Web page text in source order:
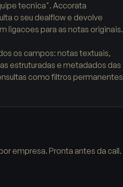
tecnica". Accorata
o seu dealflow e devolve
ligacoes para as notas originais.
os campos: notas textuais,
estruturadas e metadados das
como filtros permanentes
empresa. Pronta antes da call.